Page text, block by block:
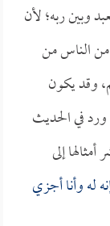
وبين ربه؛ لأن
من الناس من
وقد يكون
ورد في الحديث
إلى
له وأنا أجزي